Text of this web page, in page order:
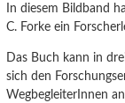
In diesem Bildband
C. Forke ein
Das Buch kann in
sich den
WegbegleiterInnen